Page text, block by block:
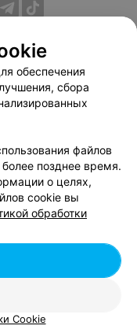
Способы оплаты
сервиса
relax.by
cookie
данных
Беларусь, г. Минск,
обеспечения
сбора
файлов
позднее время.
о целях,
cookie вы
обработки
Cookie